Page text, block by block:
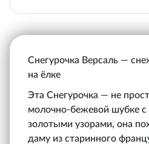
Снегурочка Версаль —
на ёлке
Эта Снегурочка — не
молочно-бежевой шубке
золотыми узорами, она
даму из старинного